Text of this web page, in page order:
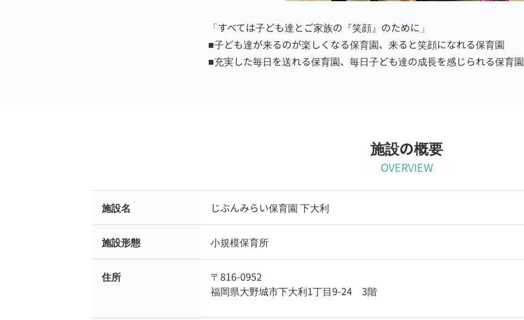
「すべては子ども達とご家族の『笑顔』のために」
■子ども達が来るのが楽しくなる保育園、来ると笑顔になれる保育園
■充実した毎日を送れる保育園、毎日子ども達の成長を感じられる保育園
施設の概要
OVERVIEW
施設名 じぶんみらい保育園 下大利
施設形態 小規模保育所
住所
〒816-0952
福岡県大野城市下大利1丁目9-24 3階